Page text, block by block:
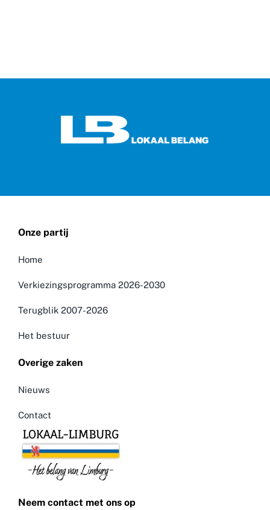
Onze partij
Home
Verkiezingsprogramma 2026-2030
Terugblik 2007-2026
Het bestuur
Overige zaken
Nieuws
Contact
Neem contact met ons op